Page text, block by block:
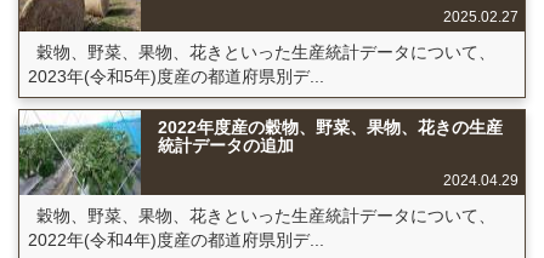
2025.02.27
穀物、野菜、果物、花きといった生産統計データについて、
2023年(令和5年)度産の都道府県別デ...
2022年度産の穀物、野菜、果物、花きの生産
統計データの追加
2024.04.29
穀物、野菜、果物、花きといった生産統計データについて、
2022年(令和4年)度産の都道府県別デ...